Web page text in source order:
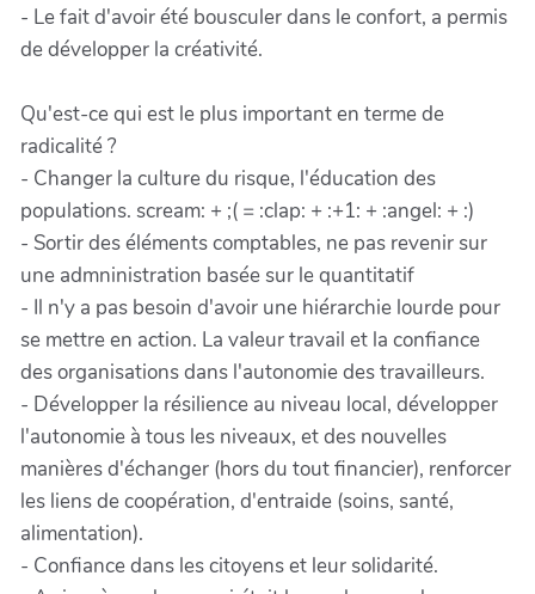
- Le fait d'avoir été bousculer dans le confort, a permis
de développer la créativité.
Qu'est-ce qui est le plus important en terme de
radicalité ?
- Changer la culture du risque, l'éducation des
populations. scream: + ;( = :clap: + :+1: + :angel: + :)
- Sortir des éléments comptables, ne pas revenir sur
une admninistration basée sur le quantitatif
- Il n'y a pas besoin d'avoir une hiérarchie lourde pour
se mettre en action. La valeur travail et la confiance
des organisations dans l'autonomie des travailleurs.
- Développer la résilience au niveau local, développer
l'autonomie à tous les niveaux, et des nouvelles
manières d'échanger (hors du tout financier), renforcer
les liens de coopération, d'entraide (soins, santé,
alimentation).
- Confiance dans les citoyens et leur solidarité.